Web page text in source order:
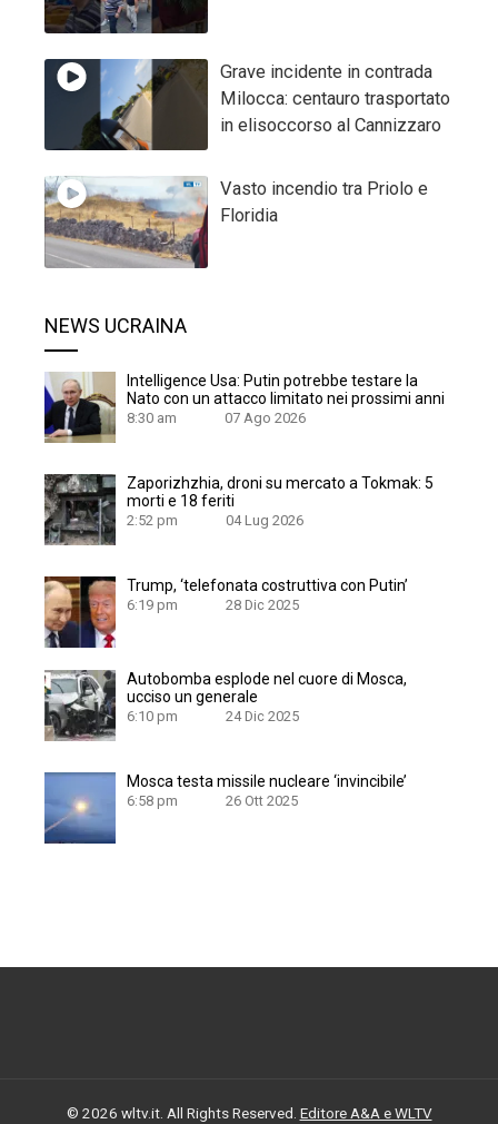
Grave incidente in contrada
Milocca: centauro trasportato
in elisoccorso al Cannizzaro
Vasto incendio tra Priolo e
Floridia
NEWS UCRAINA
Intelligence Usa: Putin potrebbe testare la
Nato con un attacco limitato nei prossimi anni
8:30 am 07 Ago 2026
Zaporizhzhia, droni su mercato a Tokmak: 5
morti e 18 feriti
2:52 pm 04 Lug 2026
Trump, ‘telefonata costruttiva con Putin’
6:19 pm 28 Dic 2025
Autobomba esplode nel cuore di Mosca,
ucciso un generale
6:10 pm 24 Dic 2025
Mosca testa missile nucleare ‘invincibile’
6:58 pm 26 Ott 2025
© 2026 wltv.it. All Rights Reserved. Editore A&A e WLTV